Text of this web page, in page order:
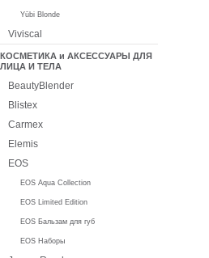
Yūbi Blonde
Viviscal
КОСМЕТИКА и АКСЕССУАРЫ ДЛЯ
ЛИЦА И ТЕЛА
BeautyBlender
Blistex
Carmex
Elemis
EOS
EOS Aqua Collection
EOS Limited Edition
EOS Бальзам для губ
EOS Наборы